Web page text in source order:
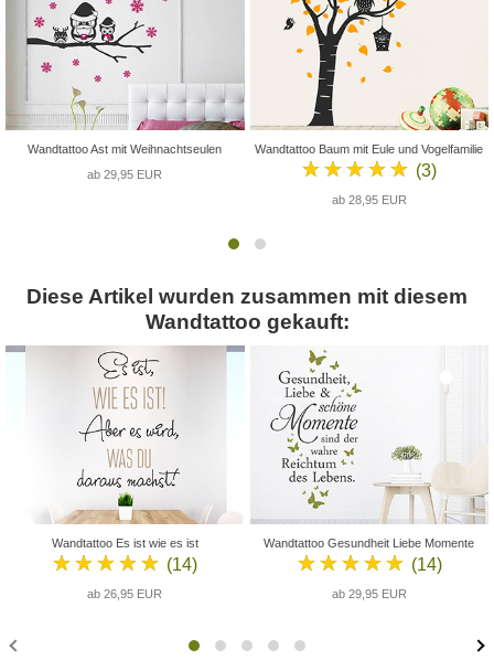
Wandtattoo Ast mit Weihnachtseulen
ab 29,95 EUR
Wandtattoo Baum mit Eule und Vogelfamilie
★★★★★ (3)
ab 28,95 EUR
Diese Artikel wurden zusammen mit diesem
Wandtattoo gekauft:
Wandtattoo Es ist wie es ist
★★★★★ (14)
ab 26,95 EUR
Wandtattoo Gesundheit Liebe Momente
★★★★★ (14)
ab 29,95 EUR